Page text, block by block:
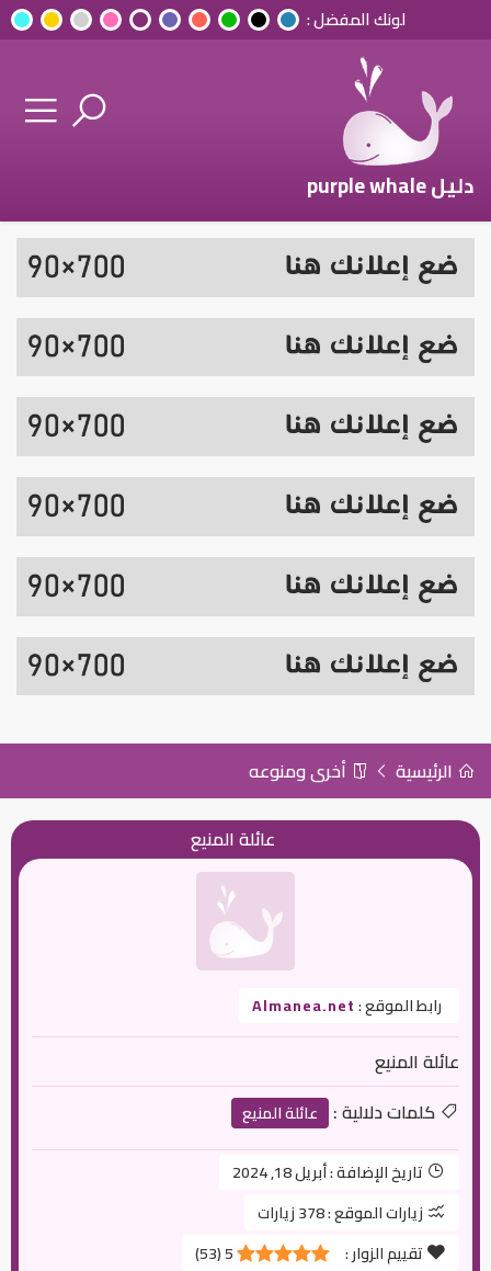
لونك المفضل :
دليل purple whale
الرئيسية أخرى ومنوعه
عائلة المنيع
رابط الموقع :Almanea.net
عائلة المنيع
كلمات دلالية :
عائلة المنيع
تاريخ الإضافة :أبريل 18, 2024
زيارات الموقع :378 زيارات
تقييم الزوار :
5
(
53
)